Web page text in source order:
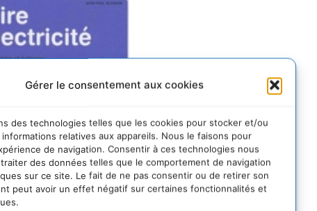
Gérer le consentement aux cookies
des technologies telles que les cookies pour stocker et/ou
relatives aux appareils. Nous le faisons pour
de navigation. Consentir à ces technologies nous
des données telles que le comportement de navigation
sur ce site. Le fait de ne pas consentir ou de retirer son
peut avoir un effet négatif sur certaines fonctionnalités et